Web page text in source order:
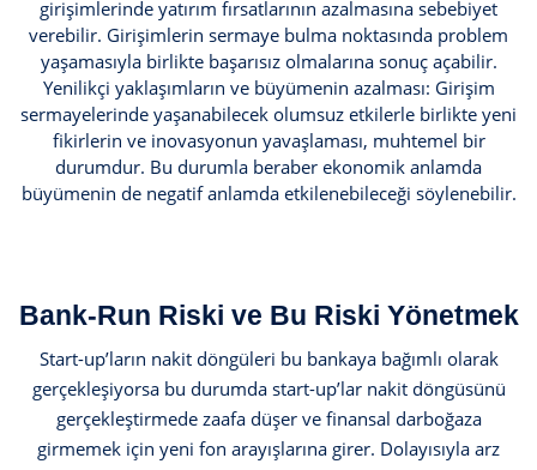
girişimlerinde yatırım fırsatlarının azalmasına sebebiyet
verebilir. Girişimlerin sermaye bulma noktasında problem
yaşamasıyla birlikte başarısız olmalarına sonuç açabilir.
Yenilikçi yaklaşımların ve büyümenin azalması: Girişim
sermayelerinde yaşanabilecek olumsuz etkilerle birlikte yeni
fikirlerin ve inovasyonun yavaşlaması, muhtemel bir
durumdur. Bu durumla beraber ekonomik anlamda
büyümenin de negatif anlamda etkilenebileceği söylenebilir.
Bank-Run Riski ve Bu Riski Yönetmek
Start-up’ların nakit döngüleri bu bankaya bağımlı olarak
gerçekleşiyorsa bu durumda start-up’lar nakit döngüsünü
gerçekleştirmede zaafa düşer ve finansal darboğaza
girmemek için yeni fon arayışlarına girer. Dolayısıyla arz